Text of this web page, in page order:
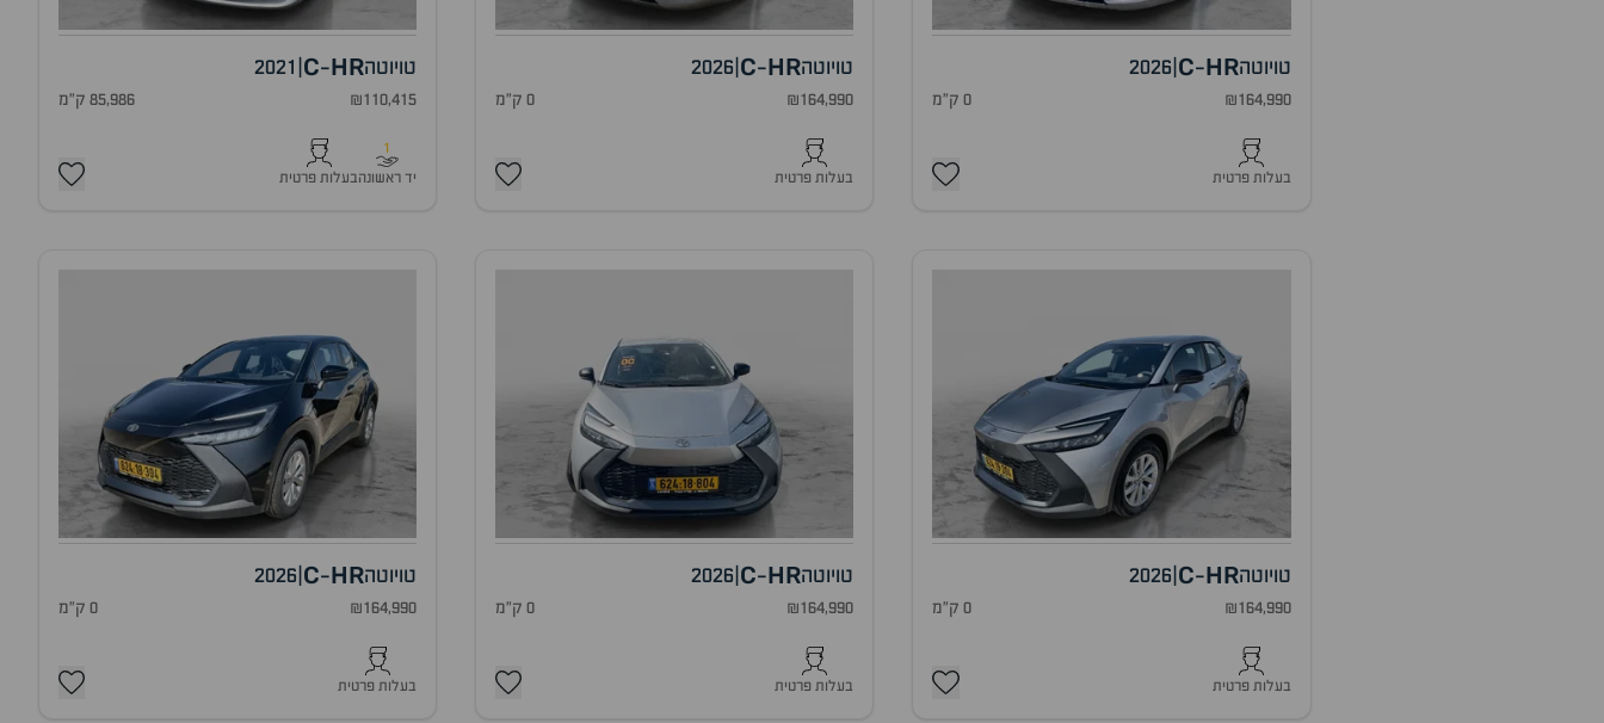
טויוטה C-HR
2026
₪164,990 0 ק"מ
בעלות פרטית
טויוטה C-HR
2026
₪164,990 0 ק"מ
בעלות פרטית
טויוטה C-HR
2021
₪110,415 85,986 ק"מ
1
יד ראשונהבעלות פרטית
טויוטה C-HR
2026
₪164,990 0 ק"מ
בעלות פרטית
טויוטה C-HR
2026
₪164,990 0 ק"מ
בעלות פרטית
טויוטה C-HR
2026
₪164,990 0 ק"מ
בעלות פרטית